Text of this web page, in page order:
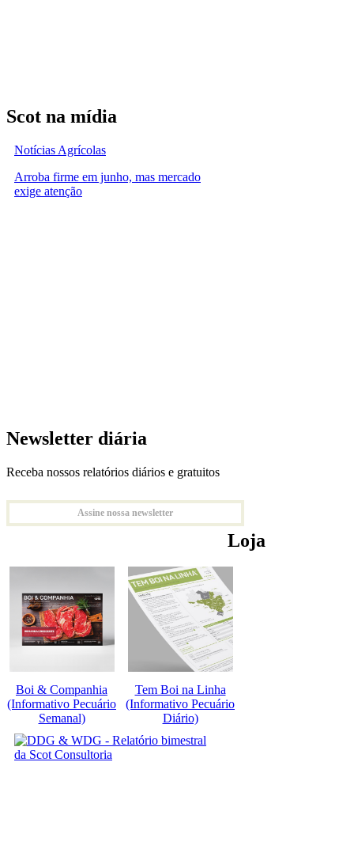
Scot na mídia
Notícias Agrícolas
Arroba firme em junho, mas mercado
exige atenção
Newsletter diária
Receba nossos relatórios diários e gratuitos
Assine nossa newsletter
Loja
Boi & Companhia
(Informativo Pecuário
Semanal)
Tem Boi na Linha
(Informativo Pecuário
Diário)